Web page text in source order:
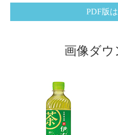
PDF版
画像ダウ